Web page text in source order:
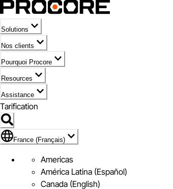
Solutions
Nos clients
Pourquoi Procore
Resources
Assistance
Tarification
Pavillon de France (Français)
France (Français)
Americas
América Latina (Español)
Canada (English)